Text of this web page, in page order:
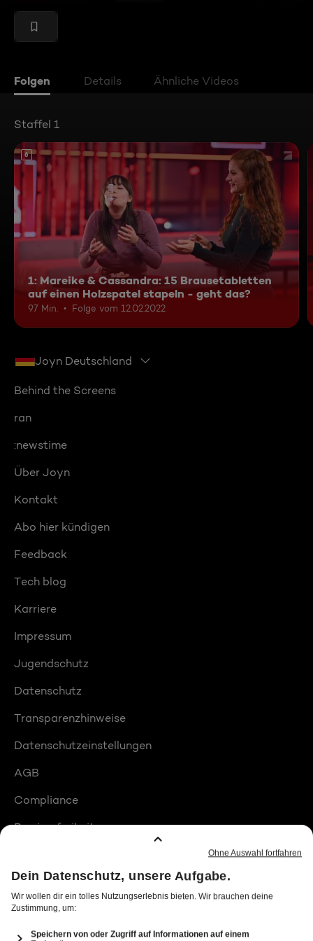
Folgen Details Ähnliche Videos
Staffel 1
6
1: Mareike & Cassandra: 15 Brausetabletten
auf einen Holzspatel stapeln - geht das?
97 Min. Folge vom 12.02.2022
Joyn Deutschland
Behind the Screens
ran
:newstime
Über Joyn
Kontakt
Abo hier kündigen
Feedback
Tech blog
Karriere
Impressum
Jugendschutz
Datenschutz
Transparenzhinweise
Datenschutzeinstellungen
AGB
Compliance
Barrierefreiheit